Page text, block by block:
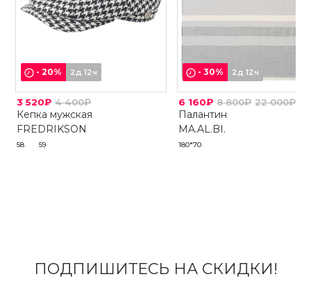
-20% 2д 12ч
3 520₽ 4 400₽
Кепка мужская
FREDRIKSON
58 59
-30% 2д 12ч
6 160₽ 8 800₽ 22 000₽
Палантин
MA.AL.BI.
180*70
ПОДПИШИТЕСЬ НА СКИДКИ!